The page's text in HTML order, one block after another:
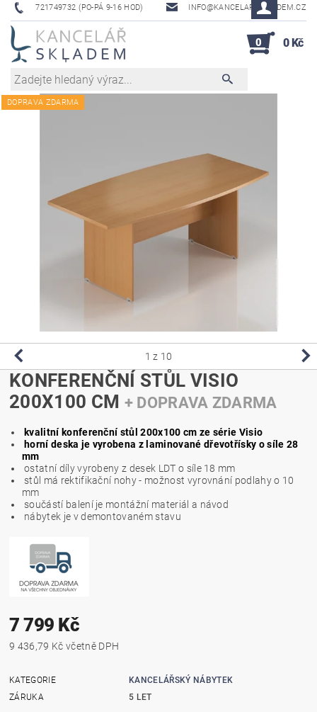
721749732 (PO-PÁ 9-16 HOD) INFO@KANCELAR-SKLADEM.CZ
0 0 Kč
DOPRAVA ZDARMA
1 z 10
KONFERENČNÍ STŮL VISIO
200X100 CM + DOPRAVA ZDARMA
kvalitní konferenční stůl 200x100 cm ze série Visio
horní deska je vyrobena z laminované dřevotřísky o síle 28
mm
ostatní díly vyrobeny z desek LDT o síle 18 mm
stůl má rektifikační nohy - možnost vyrovnání podlahy o 10
mm
součástí balení je montážní materiál a návod
nábytek je v demontovaném stavu
7 799 Kč
9 436,79 Kč včetně DPH
KATEGORIE
KANCELÁŘSKÝ NÁBYTEK
ZÁRUKA
5 LET